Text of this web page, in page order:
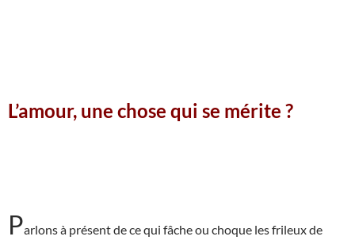
L’amour, une chose qui se mérite ?
Parlons à présent de ce qui fâche ou choque les frileux de